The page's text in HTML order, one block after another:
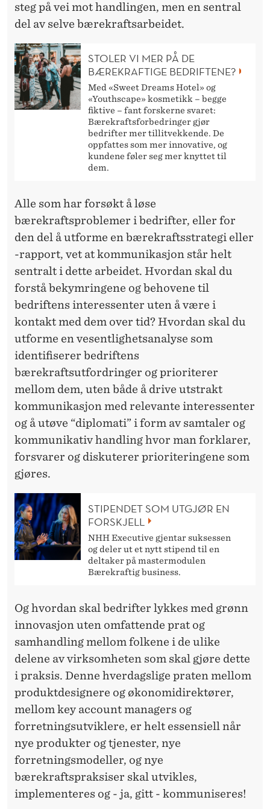
steg på vei mot handlingen, men en sentral
del av selve bærekraftsarbeidet.
STOLER VI MER PÅ DE
BÆREKRAFTIGE BEDRIFTENE?
Med «Sweet Dreams Hotel» og
«Youthscape» kosmetikk – begge
fiktive – fant forskerne svaret:
Bærekraftsforbedringer gjør
bedrifter mer tillitvekkende. De
oppfattes som mer innovative, og
kundene føler seg mer knyttet til
dem.
Alle som har forsøkt å løse
bærekraftsproblemer i bedrifter, eller for
den del å utforme en bærekraftsstrategi eller
-rapport, vet at kommunikasjon står helt
sentralt i dette arbeidet. Hvordan skal du
forstå bekymringene og behovene til
bedriftens interessenter uten å være i
kontakt med dem over tid? Hvordan skal du
utforme en vesentlighetsanalyse som
identifiserer bedriftens
bærekraftsutfordringer og prioriterer
mellom dem, uten både å drive utstrakt
kommunikasjon med relevante interessenter
og å utøve “diplomati” i form av samtaler og
kommunikativ handling hvor man forklarer,
forsvarer og diskuterer prioriteringene som
gjøres.
STIPENDET SOM UTGJØR EN
FORSKJELL
NHH Executive gjentar suksessen
og deler ut et nytt stipend til en
deltaker på mastermodulen
Bærekraftig business.
Og hvordan skal bedrifter lykkes med grønn
innovasjon uten omfattende prat og
samhandling mellom folkene i de ulike
delene av virksomheten som skal gjøre dette
i praksis. Denne hverdagslige praten mellom
produktdesignere og økonomidirektører,
mellom key account managers og
forretningsutviklere, er helt essensiell når
nye produkter og tjenester, nye
forretningsmodeller, og nye
bærekraftspraksiser skal utvikles,
implementeres og - ja, gitt - kommuniseres!